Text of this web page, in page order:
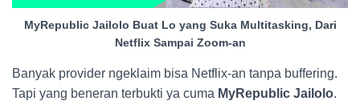
MyRepublic Jailolo Buat Lo yang Suka Multitasking, Dari
Netflix Sampai Zoom-an
Banyak provider ngeklaim bisa Netflix-an tanpa buffering.
Tapi yang beneran terbukti ya cuma MyRepublic Jailolo.